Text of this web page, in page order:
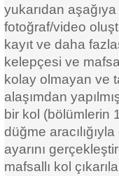
yukarıdan
fotoğraf/video
kayıt ve daha
kelepçesi ve
kolay olmayan ve
alaşımdan
bir kol (bölümlerin
düğme
ayarını
mafsallı kol